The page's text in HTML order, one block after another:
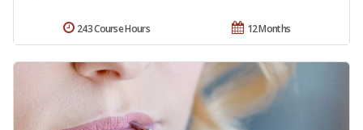
12 Months
243 Course Hours